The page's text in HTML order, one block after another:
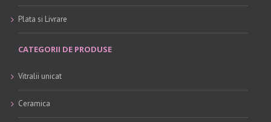
Plata si Livrare
CATEGORII DE PRODUSE
Vitralii unicat
Ceramica